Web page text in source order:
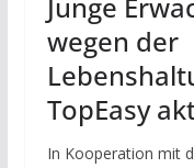
wegen der
TopEasy
In Kooperation mit